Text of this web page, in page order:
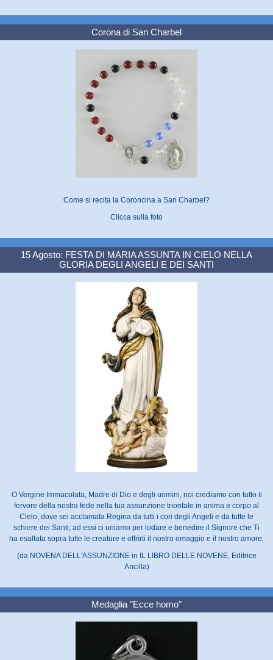
Corona di San Charbel
Come si recita la Coroncina a San Charbel?
Clicca sulla foto
15 Agosto: FESTA DI MARIA ASSUNTA IN CIELO NELLA
GLORIA DEGLI ANGELI E DEI SANTI
O Vergine Immacolata, Madre di Dio e degli uomini, noi crediamo con tutto il
fervore della nostra fede nella tua assunzione trionfale in anima e corpo al
Cielo, dove sei acclamata Regina da tutti i cori degli Angeli e da tutte le
schiere dei Santi; ad essi ci uniamo per lodare e benedire il Signore che Ti
ha esaltata sopra tutte le creature e offrirti il nostro omaggio e il nostro amore.
(da NOVENA DELL'ASSUNZIONE in IL LIBRO DELLE NOVENE, Editrice
Ancilla)
Medaglia "Ecce homo"